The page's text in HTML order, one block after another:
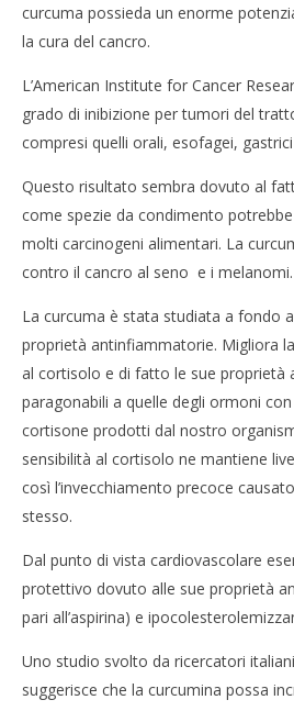
curcuma possieda un enorme
la cura del cancro.
L’American Institute for Cancer
grado di inibizione per tumori del
compresi quelli orali, esofagei,
Questo risultato sembra dovuto al
come spezie da condimento
molti carcinogeni alimentari. La
contro il cancro al seno e i melanomi.
La curcuma è stata studiata a fondo
proprietà antinfiammatorie. Migliora
al cortisolo e di fatto le sue proprietà
paragonabili a quelle degli ormoni
cortisone prodotti dal nostro
sensibilità al cortisolo ne mantiene
così l’invecchiamento precoce
stesso.
Dal punto di vista cardiovascolare
protettivo dovuto alle sue proprietà
pari all’aspirina) e
Uno studio svolto da ricercatori
suggerisce che la curcumina possa